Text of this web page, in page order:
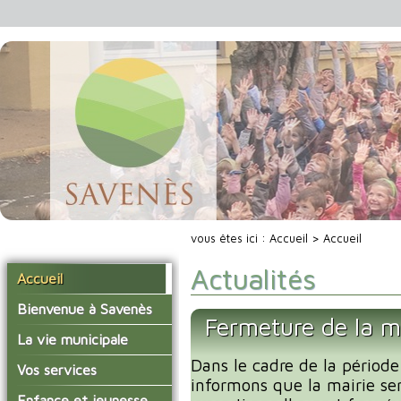
Accueil
Bienvenue à Savenès
Situer Savenès
Savenès en chiffre
L'histoire du village
La vie municipale
Vos élus
Les compte-rendus du
Vos services
La mairie
vous êtes ici : Accueil > Accueil
Actualités
Fermeture de la
Dans le cadre de la
informons que la mairie